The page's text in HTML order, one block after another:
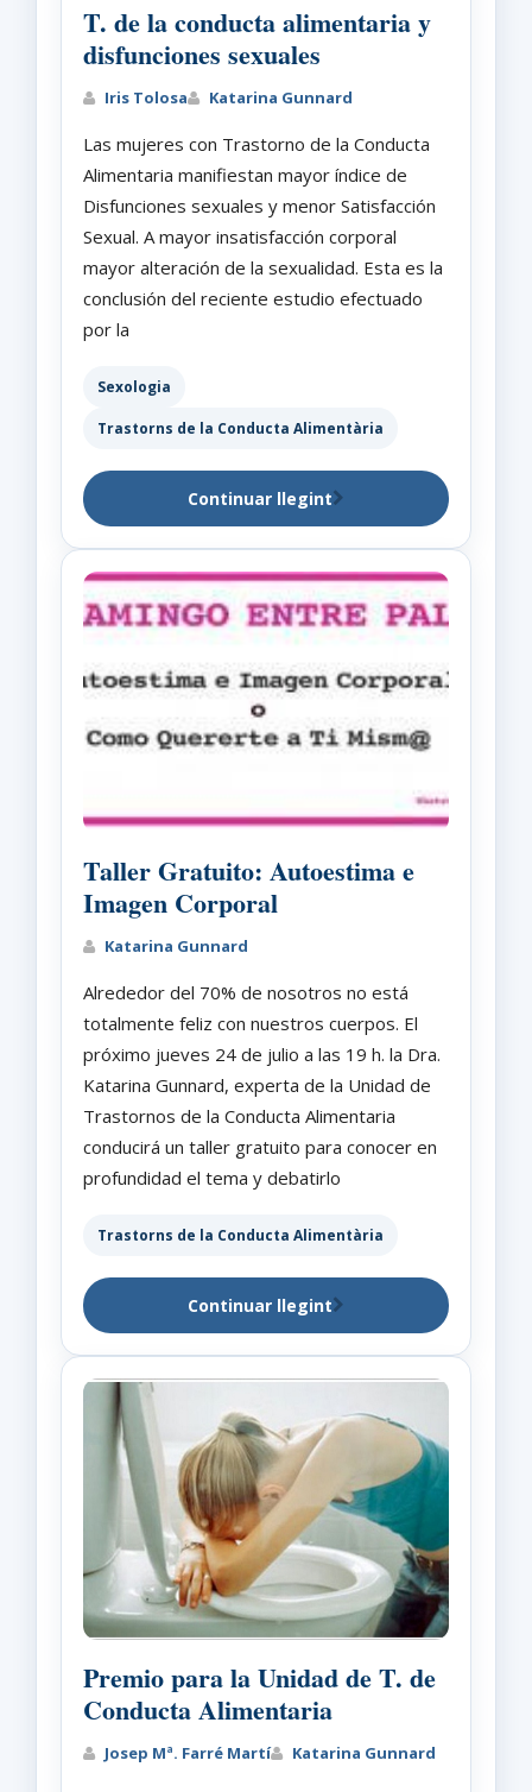
T. de la conducta alimentaria y
disfunciones sexuales
Iris Tolosa Katarina Gunnard
Las mujeres con Trastorno de la Conducta
Alimentaria manifiestan mayor índice de
Disfunciones sexuales y menor Satisfacción
Sexual. A mayor insatisfacción corporal
mayor alteración de la sexualidad. Esta es la
conclusión del reciente estudio efectuado
por la
Sexologia
Trastorns de la Conducta Alimentària
Continuar llegint
Taller Gratuito: Autoestima e
Imagen Corporal
Katarina Gunnard
Alrededor del 70% de nosotros no está
totalmente feliz con nuestros cuerpos. El
próximo jueves 24 de julio a las 19 h. la Dra.
Katarina Gunnard, experta de la Unidad de
Trastornos de la Conducta Alimentaria
conducirá un taller gratuito para conocer en
profundidad el tema y debatirlo
Trastorns de la Conducta Alimentària
Continuar llegint
Premio para la Unidad de T. de
Conducta Alimentaria
Josep Mª. Farré Martí Katarina Gunnard